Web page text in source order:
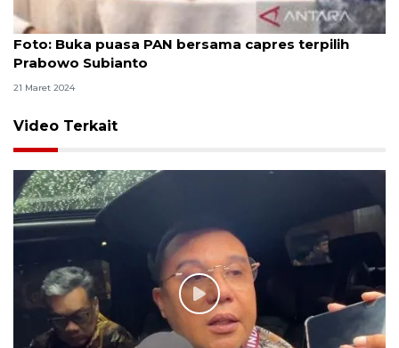
Foto
Foto: Buka puasa PAN bersama capres terpilih
Prabowo Subianto
21 Maret 2024
Video Terkait